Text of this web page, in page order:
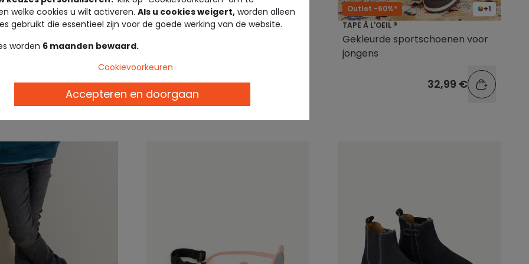
beauty
39,99 €
Outlet -60%*
TAPE À L'OEIL ®
32,99 €
+1
Outlet -60%*
TAPE À L'OEIL ®
Gekleurde sportschoenen voor
jongens
32,99 €
welke cookies u wilt activeren. Als u cookies weigert, worden alleen
gebruikt die essentieel zijn voor de goede werking van de website.
worden 6 maanden bewaard.
Cookievoorkeuren
Accepteren en doorgaan